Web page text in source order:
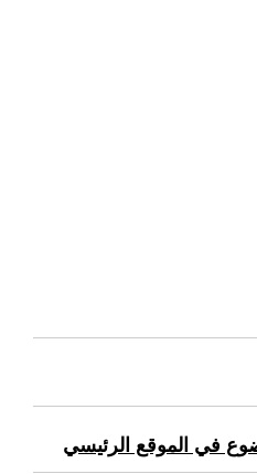
في الموقع الرئيسي